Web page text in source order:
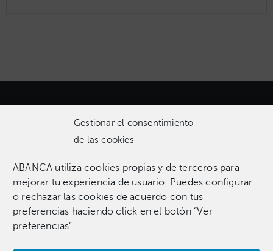
Gestionar el consentimiento
de las cookies
ABANCA utiliza cookies propias y de terceros para
mejorar tu experiencia de usuario. Puedes configurar
o rechazar las cookies de acuerdo con tus
preferencias haciendo click en el botón “Ver
preferencias”.
Una colección que incluye 1.369 obras entre pinturas,
esculturas, fotografías, grabados, dibujos e instalaciones
pertenecientes a 255 artistas.​